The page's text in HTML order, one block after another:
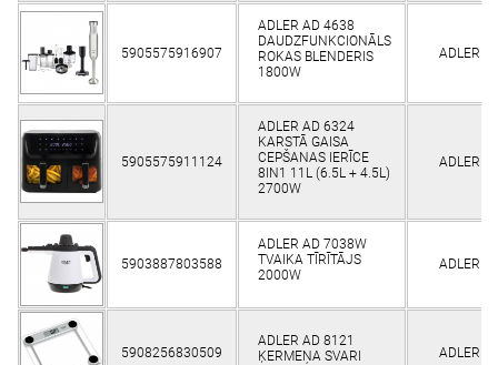
5905575916907
ADLER AD 4638
DAUDZFUNKCIONĀLS
ROKAS BLENDERIS
1800W
ADLER
5905575911124
ADLER AD 6324
KARSTĀ GAISA
CEPŠANAS IERĪCE
8IN1 11L (6.5L + 4.5L)
2700W
ADLER
5903887803588
ADLER AD 7038W
TVAIKA TĪRĪTĀJS
2000W
ADLER
5908256830509
ADLER AD 8121
ĶERMEŅA SVARI
ADLER